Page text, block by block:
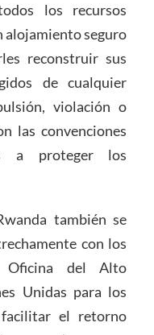
los recursos
alojamiento seguro
reconstruir sus
de cualquier
violación o
las convenciones
a proteger los
también se
con los
del Alto
Unidas para los
facilitar el retorno